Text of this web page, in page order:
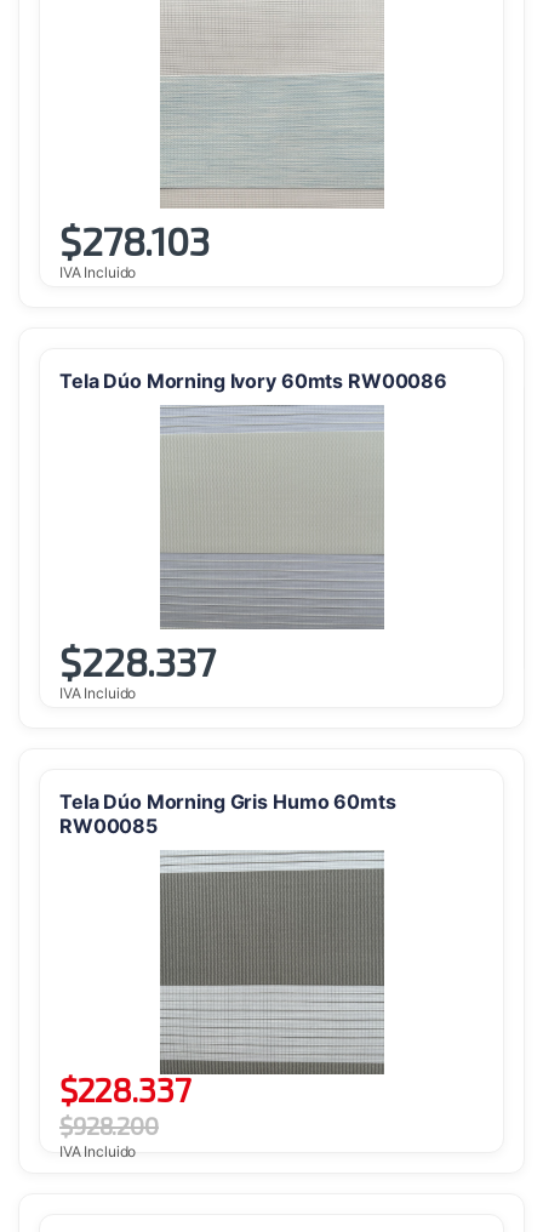
$278.103
IVA Incluido
Tela Dúo Morning Ivory 60mts RW00086
$228.337
IVA Incluido
Tela Dúo Morning Gris Humo 60mts
RW00085
$228.337
$928.200
IVA Incluido